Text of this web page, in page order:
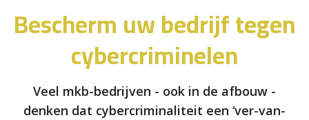
Bescherm uw bedrijf tegen
cybercriminelen
Veel mkb-bedrijven - ook in de afbouw -
denken dat cybercriminaliteit een ‘ver-van-